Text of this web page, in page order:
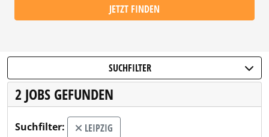
JETZT FINDEN
SUCHFILTER
2 JOBS GEFUNDEN
Suchfilter:
LEIPZIG